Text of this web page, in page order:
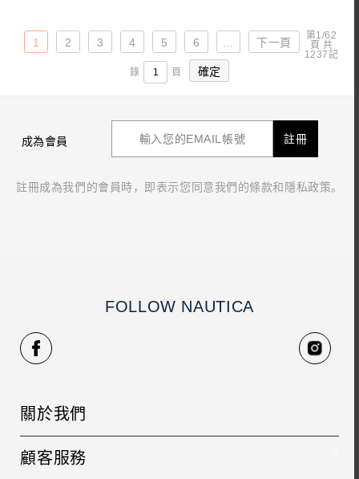
1 2 3 4 5 6 ... 下一頁
第1/62
頁 共
1237記
錄
頁
成為會員 註冊
註冊成為我們的會員時，即表示您同意我們的條款和隱私政策。
FOLLOW NAUTICA
關於我們
品牌故事
人才招募
顧客服務